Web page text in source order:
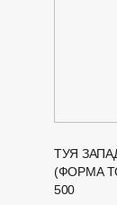
ТУЯ
(ФОРМА
500